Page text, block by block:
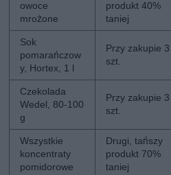
owoce
mrożone
produkt 40%
taniej
Sok
pomarańczow
y, Hortex, 1 l
Przy zakupie 3
szt.
Czekolada
Wedel, 80-100
g
Przy zakupie 3
szt.
Wszystkie
koncentraty
pomidorowe
Drugi, tańszy
produkt 70%
taniej